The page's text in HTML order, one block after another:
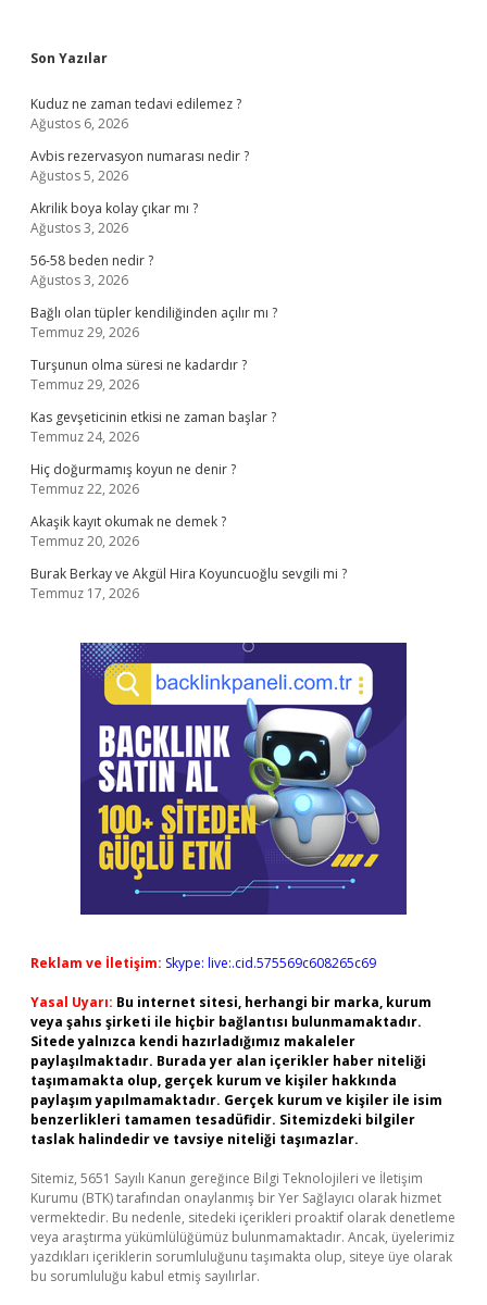
Sidebar
Son Yazılar
Kuduz ne zaman tedavi edilemez ?
Ağustos 6, 2026
Avbis rezervasyon numarası nedir ?
Ağustos 5, 2026
Akrilik boya kolay çıkar mı ?
Ağustos 3, 2026
56-58 beden nedir ?
Ağustos 3, 2026
Bağlı olan tüpler kendiliğinden açılır mı ?
Temmuz 29, 2026
Turşunun olma süresi ne kadardır ?
Temmuz 29, 2026
Kas gevşeticinin etkisi ne zaman başlar ?
Temmuz 24, 2026
Hiç doğurmamış koyun ne denir ?
Temmuz 22, 2026
Akaşik kayıt okumak ne demek ?
Temmuz 20, 2026
Burak Berkay ve Akgül Hira Koyuncuoğlu sevgili mi ?
Temmuz 17, 2026
Reklam ve İletişim: Skype: live:.cid.575569c608265c69
Yasal Uyarı: Bu internet sitesi, herhangi bir marka, kurum
veya şahıs şirketi ile hiçbir bağlantısı bulunmamaktadır.
Sitede yalnızca kendi hazırladığımız makaleler
paylaşılmaktadır. Burada yer alan içerikler haber niteliği
taşımamakta olup, gerçek kurum ve kişiler hakkında
paylaşım yapılmamaktadır. Gerçek kurum ve kişiler ile isim
benzerlikleri tamamen tesadüfidir. Sitemizdeki bilgiler
taslak halindedir ve tavsiye niteliği taşımazlar.
Sitemiz, 5651 Sayılı Kanun gereğince Bilgi Teknolojileri ve İletişim
Kurumu (BTK) tarafından onaylanmış bir Yer Sağlayıcı olarak hizmet
vermektedir. Bu nedenle, sitedeki içerikleri proaktif olarak denetleme
veya araştırma yükümlülüğümüz bulunmamaktadır. Ancak, üyelerimiz
yazdıkları içeriklerin sorumluluğunu taşımakta olup, siteye üye olarak
bu sorumluluğu kabul etmiş sayılırlar.